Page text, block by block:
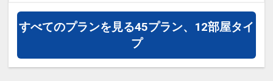
て親しまれております。
※常駐スタッフはおりません。ホテルス
タッフにお声掛けください。
一であることが割引適用の条件となりま
自慢の露天風呂☆
すべてのプランを見る45プラン、12部屋タイ
プ